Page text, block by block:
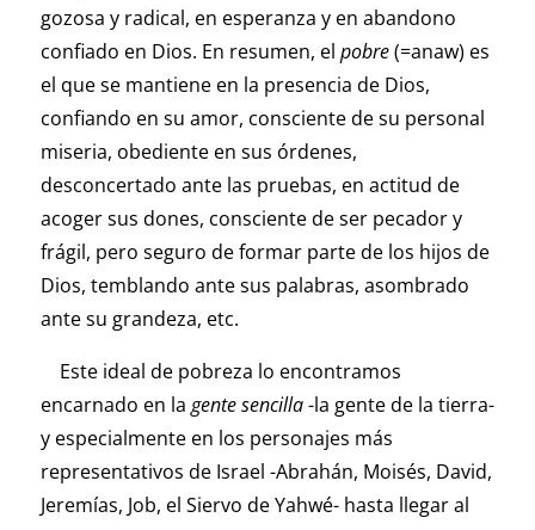
gozosa y radical, en esperanza y en abandono
confiado en Dios. En resumen, el pobre(=anaw) es
el que se mantiene en la presencia de Dios,
confiando en su amor, consciente de su personal
miseria, obediente en sus órdenes,
desconcertado ante las pruebas, en actitud de
acoger sus dones, consciente de ser pecador y
frágil, pero seguro de formar parte de los hijos de
Dios, temblando ante sus palabras, asombrado
ante su grandeza, etc.
Este ideal de pobreza lo encontramos
encarnado en la gente sencilla-la gente de la tierra-
y especialmente en los personajes más
representativos de Israel -Abrahán, Moisés, David,
Jeremías, Job, el Siervo de Yahwé- hasta llegar al